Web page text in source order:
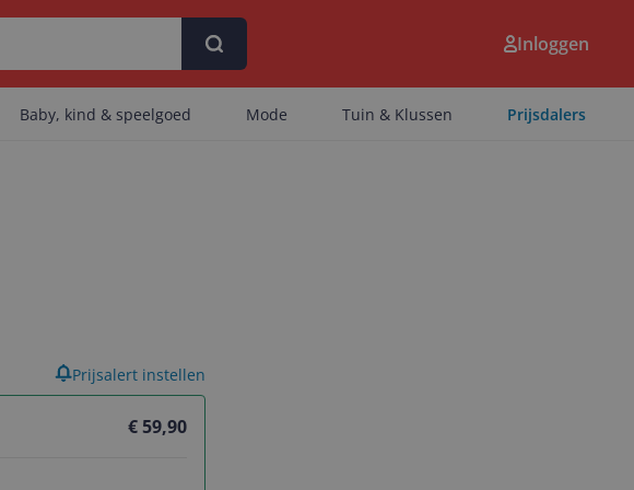
Inloggen
Baby, kind & speelgoed Mode Tuin & Klussen Prijsdalers
€ 59,90
Prijsalert instellen